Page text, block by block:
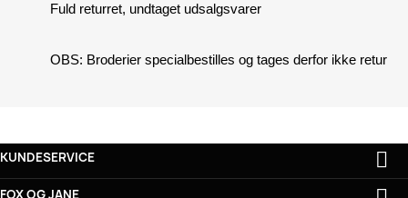
Fuld returret, undtaget udsalgsvarer
OBS: Broderier specialbestilles og tages derfor ikke retur
KUNDESERVICE 
FOX OG JANE